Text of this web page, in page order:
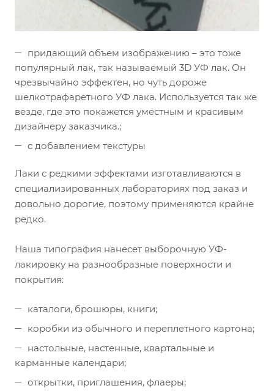
придающий объем изображению – это тоже
популярный лак, так называемый 3D УФ лак. Он
чрезвычайно эффектен, но чуть дороже
шелкотрафаретного УФ лака. Используется так же
везде, где это покажется уместным и красивым
дизайнеру заказчика.;
с добавлением текстуры
Лаки с редкими эффектами изготавливаются в
специализированных лабораториях под заказ и
довольно дорогие, поэтому применяются крайне
редко.
Наша типография нанесет выборочную УФ-
лакировку на разнообразные поверхности и
покрытия:
каталоги, брошюры, книги;
коробки из обычного и переплетного картона;
настольные, настенные, квартальные и
карманные календари;
открытки, приглашения, флаеры;